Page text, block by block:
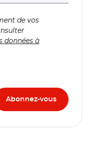
de vos
données à